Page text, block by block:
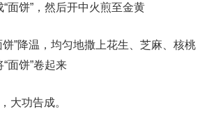
面饼”，然后开中火煎至金黄
降温，均匀地撒上花生、芝麻、核桃
面饼”卷起来
功告成。